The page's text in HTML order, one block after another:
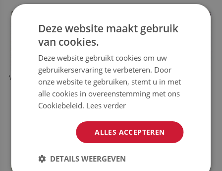
VLOERBESCHERMER OLIFANTEN
VLOERBESCHERMER KLASSIEK
PATROON
NU KOPEN
Deze website maakt gebruik
van cookies.
Deze website gebruikt cookies om uw
gebruikerservaring te verbeteren. Door
onze website te gebruiken, stemt u in met
alle cookies in overeenstemming met ons
Cookiebeleid. Lees verder
ALLES ACCEPTEREN
DETAILS WEERGEVEN